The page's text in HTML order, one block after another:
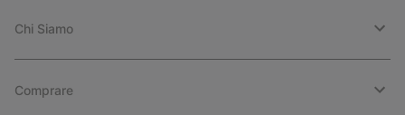
Chi Siamo
Comprare